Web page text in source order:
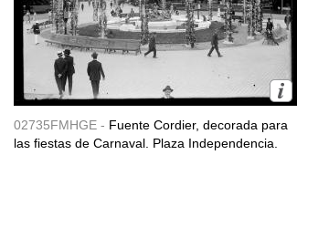
02735FMHGE - Fuente Cordier, decorada para
las fiestas de Carnaval. Plaza Independencia.